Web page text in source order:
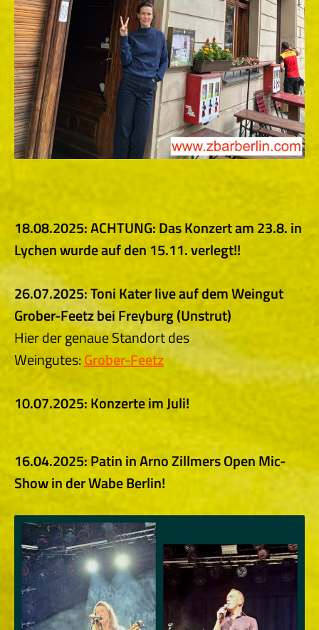
18.08.2025: ACHTUNG: DasKonzert am 23.8. in
Lychen wurde auf den 15.11. verlegt!!
26.07.2025: Toni Kater live auf dem Weingut
Grober-Feetz bei Freyburg (Unstrut)
Hier der genaue Standort des
Weingutes:Grober-Feetz
10.07.2025: Konzerte im Juli!
16.04.2025: Patin in Arno Zillmers Open Mic-
Show in der Wabe Berlin!